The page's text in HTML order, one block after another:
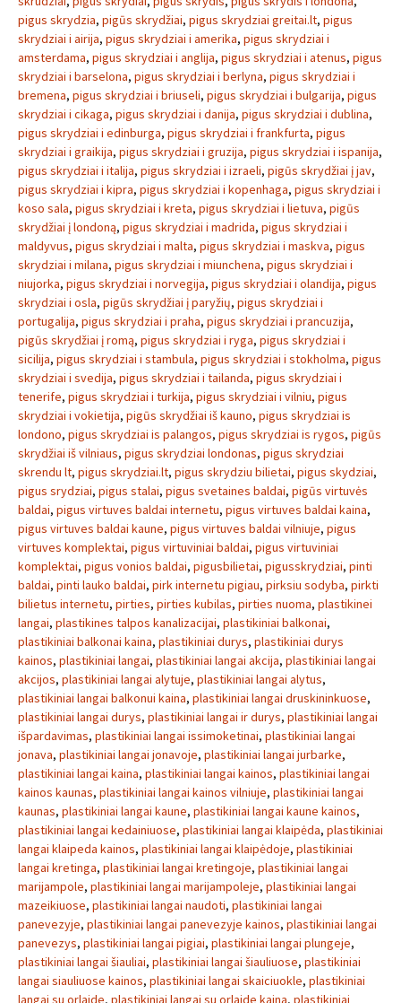
pigus skrydzia, pigūs skrydžiai, pigus skrydziai greitai.lt, pigus
skrydziai i airija, pigus skrydziai i amerika, pigus skrydziai i
amsterdama, pigus skrydziai i anglija, pigus skrydziai i atenus, pigus
skrydziai i barselona, pigus skrydziai i berlyna, pigus skrydziai i
bremena, pigus skrydziai i briuseli, pigus skrydziai i bulgarija, pigus
skrydziai i cikaga, pigus skrydziai i danija, pigus skrydziai i dublina,
pigus skrydziai i edinburga, pigus skrydziai i frankfurta, pigus
skrydziai i graikija, pigus skrydziai i gruzija, pigus skrydziai i ispanija,
pigus skrydziai i italija, pigus skrydziai i izraeli, pigūs skrydžiai į jav,
pigus skrydziai i kipra, pigus skrydziai i kopenhaga, pigus skrydziai i
koso sala, pigus skrydziai i kreta, pigus skrydziai i lietuva, pigūs
skrydžiai į londoną, pigus skrydziai i madrida, pigus skrydziai i
maldyvus, pigus skrydziai i malta, pigus skrydziai i maskva, pigus
skrydziai i milana, pigus skrydziai i miunchena, pigus skrydziai i
niujorka, pigus skrydziai i norvegija, pigus skrydziai i olandija, pigus
skrydziai i osla, pigūs skrydžiai į paryžių, pigus skrydziai i
portugalija, pigus skrydziai i praha, pigus skrydziai i prancuzija,
pigūs skrydžiai į romą, pigus skrydziai i ryga, pigus skrydziai i
sicilija, pigus skrydziai i stambula, pigus skrydziai i stokholma, pigus
skrydziai i svedija, pigus skrydziai i tailanda, pigus skrydziai i
tenerife, pigus skrydziai i turkija, pigus skrydziai i vilniu, pigus
skrydziai i vokietija, pigūs skrydžiai iš kauno, pigus skrydziai is
londono, pigus skrydziai is palangos, pigus skrydziai is rygos, pigūs
skrydžiai iš vilniaus, pigus skrydziai londonas, pigus skrydziai
skrendu lt, pigus skrydziai.lt, pigus skrydziu bilietai, pigus skydziai,
pigus srydziai, pigus stalai, pigus svetaines baldai, pigūs virtuvės
baldai, pigus virtuves baldai internetu, pigus virtuves baldai kaina,
pigus virtuves baldai kaune, pigus virtuves baldai vilniuje, pigus
virtuves komplektai, pigus virtuviniai baldai, pigus virtuviniai
komplektai, pigus vonios baldai, pigusbilietai, pigusskrydziai, pinti
baldai, pinti lauko baldai, pirk internetu pigiau, pirksiu sodyba, pirkti
bilietus internetu, pirties, pirties kubilas, pirties nuoma, plastikinei
langai, plastikines talpos kanalizacijai, plastikiniai balkonai,
plastikiniai balkonai kaina, plastikiniai durys, plastikiniai durys
kainos, plastikiniai langai, plastikiniai langai akcija, plastikiniai langai
akcijos, plastikiniai langai alytuje, plastikiniai langai alytus,
plastikiniai langai balkonui kaina, plastikiniai langai druskininkuose,
plastikiniai langai durys, plastikiniai langai ir durys, plastikiniai langai
išpardavimas, plastikiniai langai issimoketinai, plastikiniai langai
jonava, plastikiniai langai jonavoje, plastikiniai langai jurbarke,
plastikiniai langai kaina, plastikiniai langai kainos, plastikiniai langai
kainos kaunas, plastikiniai langai kainos vilniuje, plastikiniai langai
kaunas, plastikiniai langai kaune, plastikiniai langai kaune kainos,
plastikiniai langai kedainiuose, plastikiniai langai klaipėda, plastikiniai
langai klaipeda kainos, plastikiniai langai klaipėdoje, plastikiniai
langai kretinga, plastikiniai langai kretingoje, plastikiniai langai
marijampole, plastikiniai langai marijampoleje, plastikiniai langai
mazeikiuose, plastikiniai langai naudoti, plastikiniai langai
panevezyje, plastikiniai langai panevezyje kainos, plastikiniai langai
panevezys, plastikiniai langai pigiai, plastikiniai langai plungeje,
plastikiniai langai šiauliai, plastikiniai langai šiauliuose, plastikiniai
langai siauliuose kainos, plastikiniai langai skaiciuokle, plastikiniai
langai su orlaide, plastikiniai langai su orlaide kaina, plastikiniai